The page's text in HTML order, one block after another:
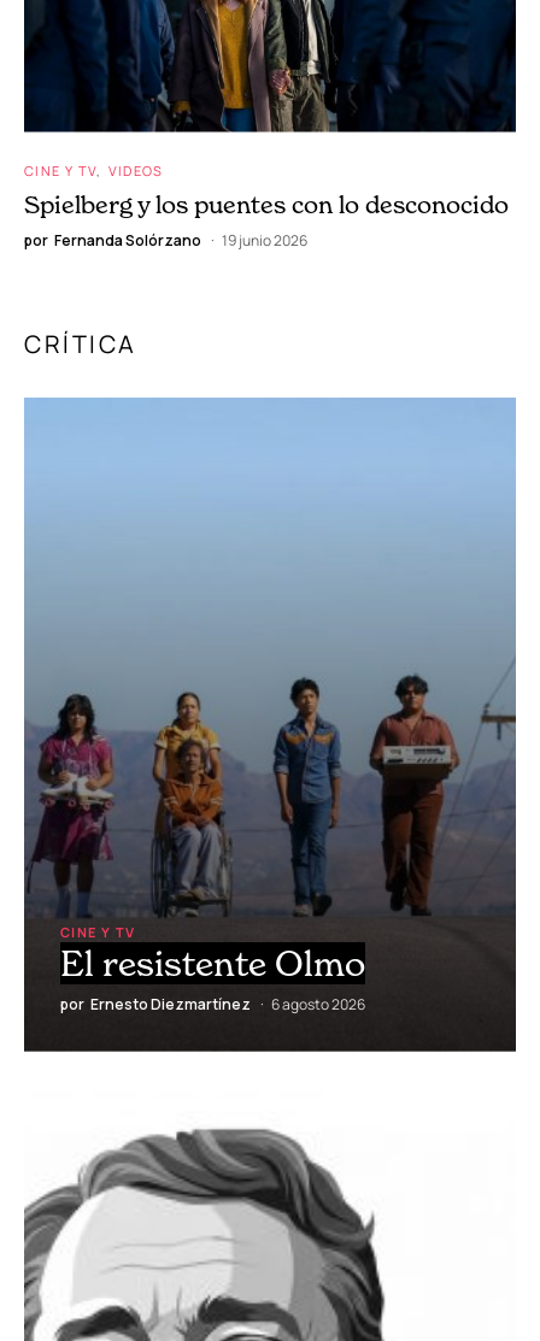
CINE Y TV VIDEOS
Spielberg y los puentes con lo desconocido
por Fernanda Solórzano 19 junio 2026
CRÍTICA
CINE Y TV
El resistente Olmo
por Ernesto Diezmartínez 6 agosto 2026